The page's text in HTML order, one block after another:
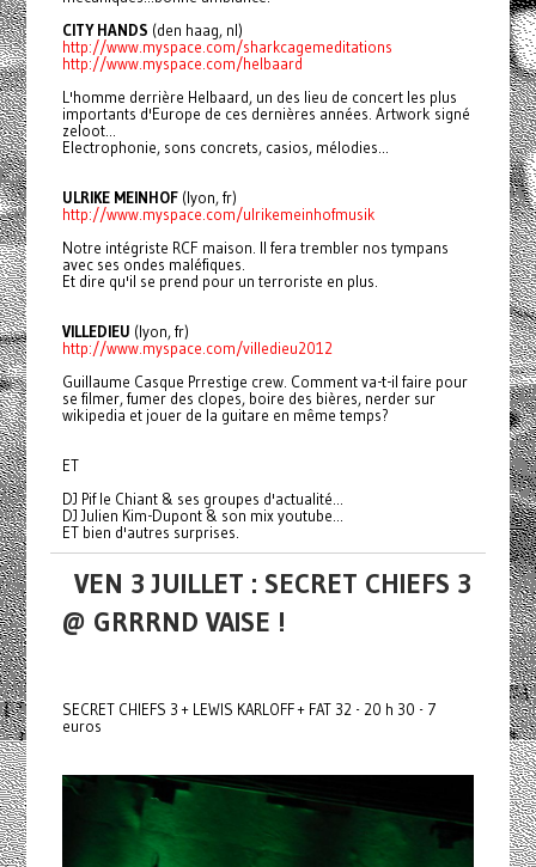
CITY HANDS (den haag, nl)
http://www.myspace.com/sharkcagemeditations
http://www.myspace.com/helbaard
L'homme derrière Helbaard, un des lieu de concert les plus
importants d'Europe de ces dernières années. Artwork signé
zeloot...
Electrophonie, sons concrets, casios, mélodies...
ULRIKE MEINHOF(lyon, fr)
http://www.myspace.com/ulrikemeinhofmusik
Notre intégriste RCF maison. Il fera trembler nos tympans
avec ses ondes maléfiques.
Et dire qu'il se prend pour un terroriste en plus.
VILLEDIEU (lyon, fr)
http://www.myspace.com/villedieu2012
Guillaume Casque Prrestige crew. Comment va-t-il faire pour
se filmer, fumer des clopes, boire des bières, nerder sur
wikipedia et jouer de la guitare en même temps?
ET
DJ Pif le Chiant & ses groupes d'actualité...
DJ Julien Kim-Dupont & son mix youtube...
ET bien d'autres surprises.
VEN 3 JUILLET : SECRET CHIEFS 3
@ GRRRND VAISE !
SECRET CHIEFS 3 + LEWIS KARLOFF + FAT 32 - 20 h 30 - 7
euros